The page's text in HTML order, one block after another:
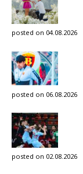
posted on 04.08.2026
posted on 06.08.2026
posted on 02.08.2026